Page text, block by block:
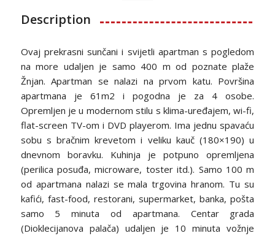
Description
Ovaj prekrasni sunčani i svijetli apartman s pogledom
na more udaljen je samo 400 m od poznate plaže
Žnjan. Apartman se nalazi na prvom katu. Površina
apartmana je 61m2 i pogodna je za 4 osobe.
Opremljen je u modernom stilu s klima-uređajem, wi-fi,
flat-screen TV-om i DVD playerom. Ima jednu spavaću
sobu s bračnim krevetom i veliku kauč (180×190) u
dnevnom boravku. Kuhinja je potpuno opremljena
(perilica posuđa, microware, toster itd.). Samo 100 m
od apartmana nalazi se mala trgovina hranom. Tu su
kafići, fast-food, restorani, supermarket, banka, pošta
samo 5 minuta od apartmana. Centar grada
(Dioklecijanova palača) udaljen je 10 minuta vožnje